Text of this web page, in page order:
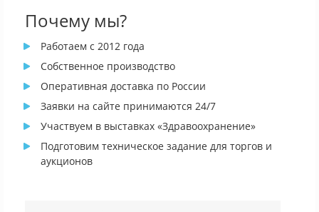
Почему мы?
Работаем с 2012 года
Собственное производство
Оперативная доставка по России
Заявки на сайте принимаются 24/7
Участвуем в выставках «Здравоохранение»
Подготовим техническое задание для торгов и
аукционов